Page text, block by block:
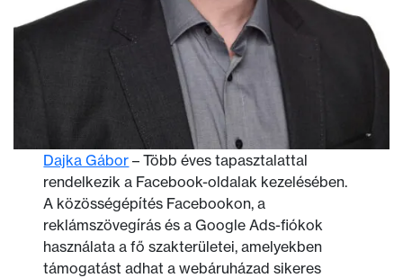
Dajka Gábor – Több éves tapasztalattal
rendelkezik a Facebook-oldalak kezelésében.
A közösségépítés Facebookon, a
reklámszövegírás és a Google Ads-fiókok
használata a fő szakterületei, amelyekben
támogatást adhat a webáruházad sikeres